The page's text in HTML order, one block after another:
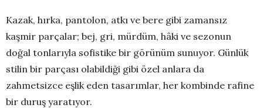
Kazak, hırka, pantolon, atkı ve bere gibi zamansız
kaşmir parçalar; bej, gri, mürdüm, hâki ve sezonun
doğal tonlarıyla sofistike bir görünüm sunuyor. Günlük
stilin bir parçası olabildiği gibi özel anlara da
zahmetsizce eşlik eden tasarımlar, her kombinde rafine
bir duruş yaratıyor.